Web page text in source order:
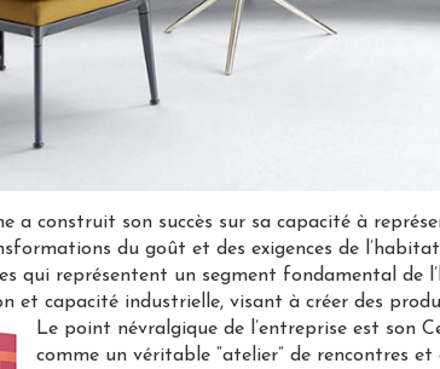
a construit son succès sur sa capacité à
du goût et des exigences de
qui représentent un segment fondamental de
et capacité industrielle, visant à créer des
Le point névralgique de l’entreprise est son
comme un véritable “atelier” de rencontres